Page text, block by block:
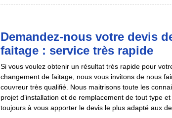
Demandez-nous votre devis
faitage : service très rapide
Si vous voulez obtenir un résultat très rapide pour
changement de faitage, nous vous invitons de nous
couvreur très qualifié. Nous maitrisons toute les
projet d’installation et de remplacement de tout type
toujours à vous apporter le devis le plus adapté aux